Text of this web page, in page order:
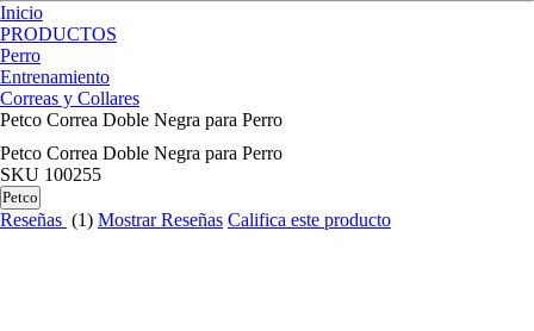
Inicio
PRODUCTOS
Perro
Entrenamiento
Correas y Collares
Petco Correa Doble Negra para Perro
Petco Correa Doble Negra para Perro
SKU 100255
Petco
Reseñas (1) Mostrar Reseñas Califica este producto